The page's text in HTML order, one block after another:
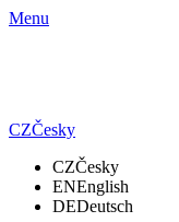
Menu
CZČesky
CZČesky
ENEnglish
DEDeutsch